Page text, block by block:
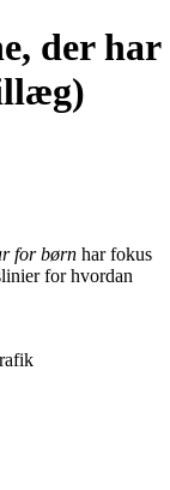
der har
for børn har fokus
for hvordan